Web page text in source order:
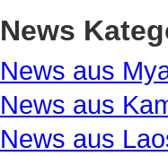
News
News aus
News aus
News aus